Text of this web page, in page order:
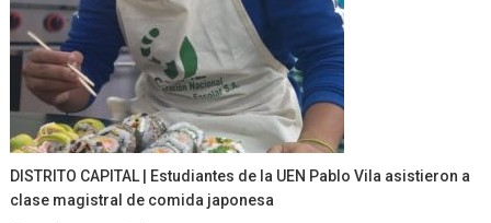
DISTRITO CAPITAL | Estudiantes de la UEN Pablo Vila asistieron a
clase magistral de comida japonesa